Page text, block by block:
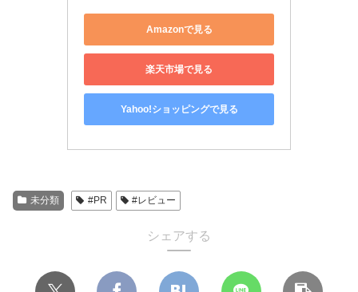
Amazonで見る
楽天市場で見る
Yahoo!ショッピングで見る
未分類 #PR #レビュー
シェアする